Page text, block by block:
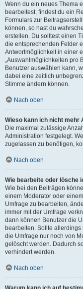
Wenn du ein neues Thema
bearbeitest, findest du ein
Formulars zur
können, so hast du
erstellen. Du solltest einen
die entsprechenden Felder
Antwortmöglichkeit in einer
„Auswahlmöglichkeiten pro
Benutzer auswählen kann,
dabei eine zeitlich
Stimme ändern können.
Nach oben
Wieso kann ich nicht
Die maximal zulässige
Administration festgelegt.
zugelassen zu benötigen,
Nach oben
Wie bearbeite oder lösche
Wie bei den Beiträgen
einem Moderator oder
Umfrage zu bearbeiten,
immer mit der Umfrage
dann können Benutzer die
bearbeiten. Sollte
die Umfrage nur noch von
gelöscht werden. Dadurch
verhindert werden.
Nach oben